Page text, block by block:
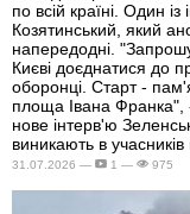
по всій країні. Один із
Козятинський, який
напередодні.
Києві доєднатися до
оборонці. Старт -
площа Івана Франка",
нове інтерв'ю
виникають в учасників
31.07.2026 — 1 — 975